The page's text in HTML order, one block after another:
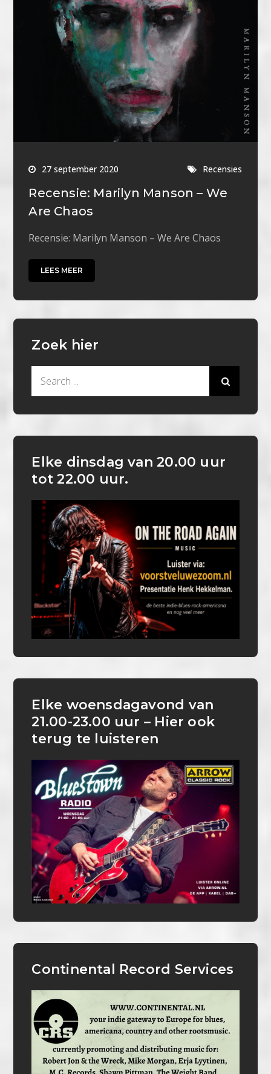
27 september 2020 Recensies
Recensie: Marilyn Manson – We
Are Chaos
Recensie: Marilyn Manson – We Are Chaos
LEES MEER
Zoek hier
Elke dinsdag van 20.00 uur
tot 22.00 uur.
Elke woensdagavond van
21.00-23.00 uur – Hier ook
terug te luisteren
Continental Record Services